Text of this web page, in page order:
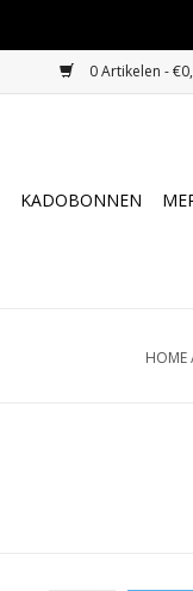
0 Artikelen -
KADOBONNEN
HOME